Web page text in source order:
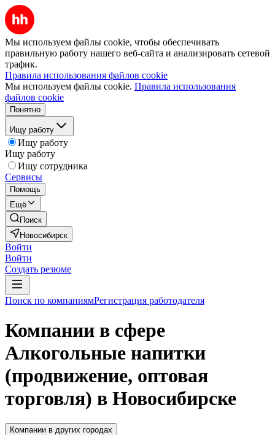
Мы используем файлы cookie, чтобы обеспечивать
правильную работу нашего веб-сайта и анализировать сетевой
трафик.
Правила использования файлов cookie
Мы используем файлы cookie. Правила использования
файлов cookie
Понятно
Ищу работу
Ищу работу
Ищу работу
Ищу сотрудника
Сервисы
Помощь
Ещё
Поиск
Новосибирск
Войти
Войти
Создать резюме
Поиск по компаниямРегистрация работодателя
Компании в сфере
Алкогольные напитки
(продвижение, оптовая
торговля) в Новосибирске
Компании в других городах